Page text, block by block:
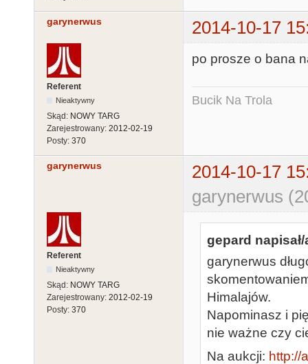
garynerwus 2014-10-17
Referent
Nieaktywny
Skąd: NOWY TARG
Zarejestrowany: 2012-02-19
Posty: 370
po prosze o bana
Bucik Na Trola
garynerwus
2014-10-17
garynerwus
Referent
Nieaktywny
Skąd: NOWY TARG
Zarejestrowany: 2012-02-19
Posty: 370
gepard napisał/
garynerwus
Himalajów.
Napominasz i
nie ważne czy
Na aukcji: http://